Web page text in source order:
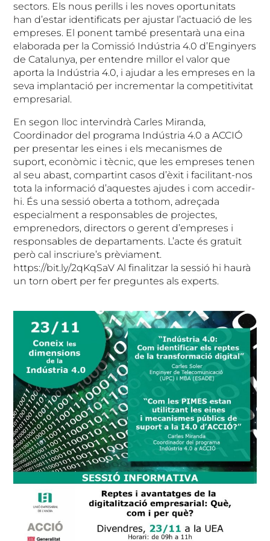
sectors. Els nous perills i les noves oportunitats
han d’estar identificats per ajustar l’actuació de les
empreses. El ponent també presentarà una eina
elaborada per la Comissió Indústria 4.0 d’Enginyers
de Catalunya, per entendre millor el valor que
aporta la Indústria 4.0, i ajudar a les empreses en la
seva implantació per incrementar la competitivitat
empresarial.
En segon lloc intervindrà Carles Miranda,
Coordinador del programa Indústria 4.0 a ACCIÓ
per presentar les eines i els mecanismes de
suport, econòmic i tècnic, que les empreses tenen
al seu abast, compartint casos d’èxit i facilitant-nos
tota la informació d’aquestes ajudes i com accedir-
hi. És una sessió oberta a tothom, adreçada
especialment a responsables de projectes,
emprenedors, directors o gerent d’empreses i
responsables de departaments. L’acte és gratuït
però cal inscriure’s prèviament.
https://bit.ly/2qKqSaV Al finalitzar la sessió hi haurà
un torn obert per fer preguntes als experts.